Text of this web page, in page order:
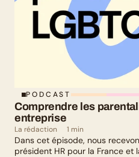
PODCAST
Comprendre les
entreprise
La rédaction 1 min
Dans cet épisode, nous
président HR pour la France et